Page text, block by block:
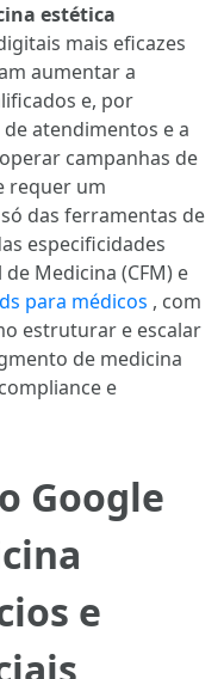
estética
mais eficazes
aumentar a
e, por
atendimentos e a
campanhas de
requer um
das ferramentas de
especificidades
Medicina (CFM) e
para médicos , com
estruturar e escalar
de medicina
e
Google
e